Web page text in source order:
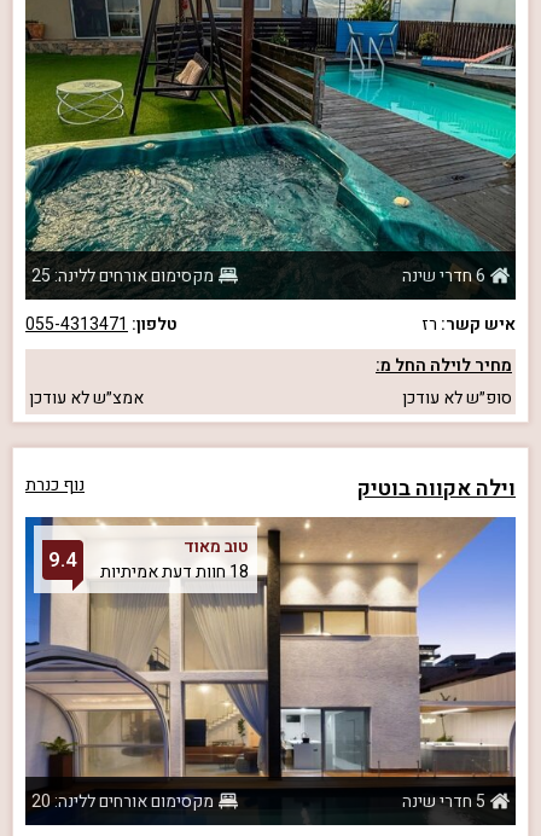
6 חדרי שינה
מקסימום אורחים ללינה: 25
איש קשר: רז טלפון: 055-4313471
מחיר לוילה החל מ:
סופ״שלא עודכן אמצ״שלא עודכן
וילה אקווה בוטיק נוף כנרת
טוב מאוד
18 חוות דעת אמיתיות
9.4
5 חדרי שינה
מקסימום אורחים ללינה: 20